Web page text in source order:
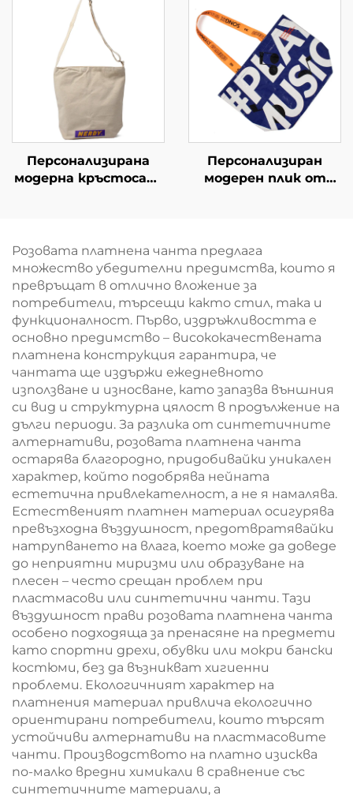
употреба
branded чанти за
търговия и начин на
живот
Персонализирана
модерна кръстосана
цветове за уличен
стил
Персонализиран
модерен плик от
покупки с музикална
тема за бранд
активации
Розовата платнена чанта предлага
множество убедителни предимства, които я
превръщат в отлично вложение за
потребители, търсещи както стил, така и
функционалност. Първо, издръжливостта е
основно предимство – висококачествената
платнена конструкция гарантира, че
чантата ще издържи ежедневното
използване и износване, като запазва външния
си вид и структурна цялост в продължение на
дълги периоди. За разлика от синтетичните
алтернативи, розовата платнена чанта
остарява благородно, придобивайки уникален
характер, който подобрява нейната
естетична привлекателност, а не я намалява.
Естественият платнен материал осигурява
превъзходна въздушност, предотвратявайки
натрупването на влага, което може да доведе
до неприятни миризми или образуване на
плесен – често срещан проблем при
пластмасови или синтетични чанти. Тази
въздушност прави розовата платнена чанта
особено подходяща за пренасяне на предмети
като спортни дрехи, обувки или мокри бански
костюми, без да възникват хигиенни
проблеми. Екологичният характер на
платнения материал привлича екологично
ориентирани потребители, които търсят
устойчиви алтернативи на пластмасовите
чанти. Производството на платно изисква
по-малко вредни химикали в сравнение със
синтетичните материали, а